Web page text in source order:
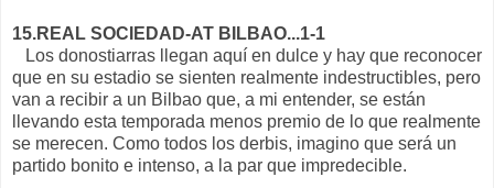
15.REAL SOCIEDAD-AT BILBAO...1-1
Los donostiarras llegan aquí en dulce y hay que reconocer
que en su estadio se sienten realmente indestructibles, pero
van a recibir a un Bilbao que, a mi entender, se están
llevando esta temporada menos premio de lo que realmente
se merecen. Como todos los derbis, imagino que será un
partido bonito e intenso, a la par que impredecible.